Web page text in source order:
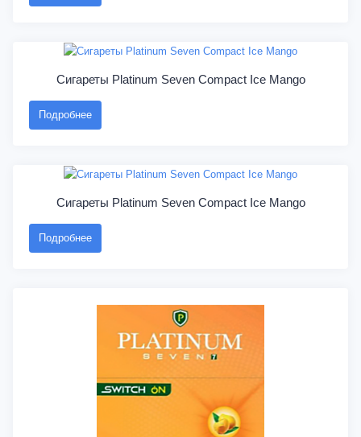
Сигареты Platinum Seven Compact Ice Mango
Подробнее
Сигареты Platinum Seven Compact Ice Mango
Подробнее